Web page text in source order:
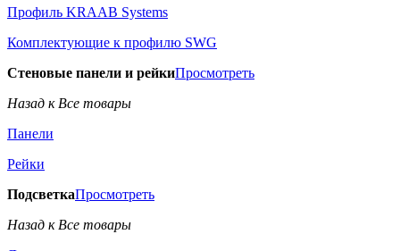
Профиль KRAAB Systems
Комплектующие к профилю SWG
Стеновые панели и рейкиПросмотреть
Назад к Все товары
Панели
Рейки
ПодсветкаПросмотреть
Назад к Все товары